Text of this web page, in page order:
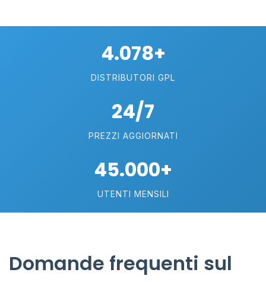
4.078+
DISTRIBUTORI GPL
24/7
PREZZI AGGIORNATI
45.000+
UTENTI MENSILI
Domande frequenti sul